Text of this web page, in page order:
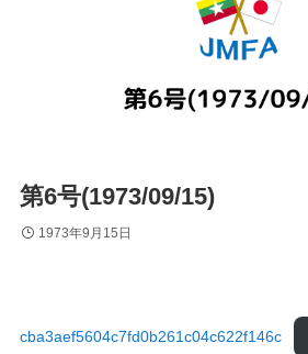
第6号(1973/09/15)
1973年9月15日
cba3aef5604c7fd0b261c04c622f146c